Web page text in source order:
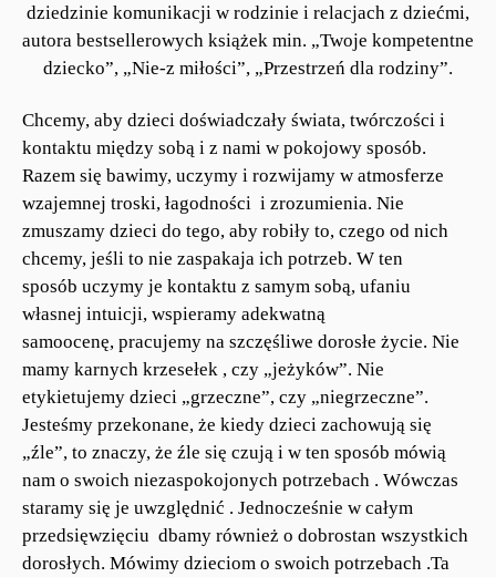
dziedzinie komunikacji w rodzinie i relacjach z dziećmi,
autora bestsellerowych książek min. „Twoje kompetentne
dziecko”, „Nie-z miłości”, „Przestrzeń dla rodziny”.
Chcemy, aby dzieci doświadczały świata, twórczości i
kontaktu między sobą i z nami w pokojowy sposób.
Razem się bawimy, uczymy i rozwijamy w atmosferze
wzajemnej troski, łagodności i zrozumienia. Nie
zmuszamy dzieci do tego, aby robiły to, czego od nich
chcemy, jeśli to nie zaspakaja ich potrzeb. W ten
sposób uczymy je kontaktu z samym sobą, ufaniu
własnej intuicji, wspieramy adekwatną
samoocenę, pracujemy na szczęśliwe dorosłe życie. Nie
mamy karnych krzesełek , czy „jeżyków”. Nie
etykietujemy dzieci „grzeczne”, czy „niegrzeczne”.
Jesteśmy przekonane, że kiedy dzieci zachowują się
„źle”, to znaczy, że źle się czują i w ten sposób mówią
nam o swoich niezaspokojonych potrzebach . Wówczas
staramy się je uwzględnić . Jednocześnie w całym
przedsięwzięciu dbamy również o dobrostan wszystkich
dorosłych. Mówimy dzieciom o swoich potrzebach .Ta